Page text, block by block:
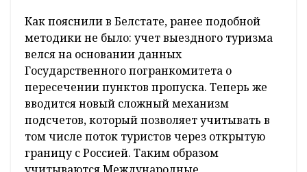
утверждена постановлением Национального
статистического комитета от 19 июля 2019
года №63, опубликованном на Национальном
правовом интернет-портале
БЕЛТА.
Популярныеновости